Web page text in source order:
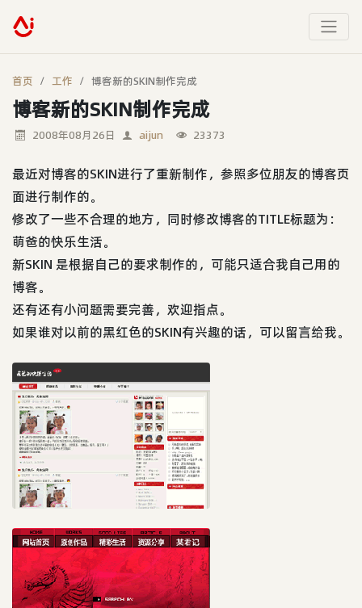
首页 工作 博客新的SKIN制作完成
博客新的SKIN制作完成
2008年08月26日 aijun 23373
最近对博客的SKIN进行了重新制作，参照多位朋友的博客页
面进行制作的。
修改了一些不合理的地方，同时修改博客的TITLE标题为：
萌爸的快乐生活。
新SKIN 是根据自己的要求制作的，可能只适合我自己用的
博客。
还有还有小问题需要完善，欢迎指点。
如果谁对以前的黑红色的SKIN有兴趣的话，可以留言给我。